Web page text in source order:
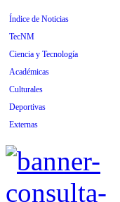
Índice de Noticias
TecNM
Ciencia y Tecnología
Académicas
Culturales
Deportivas
Externas